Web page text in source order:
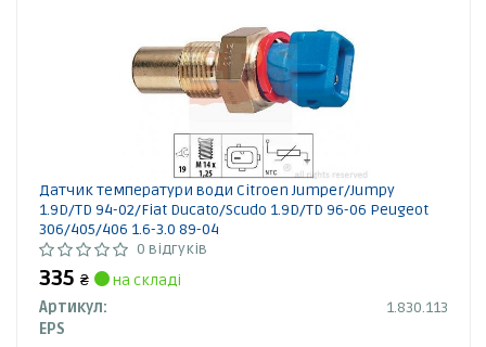
Датчик температури води Citroen Jumper/Jumpy
1.9D/TD 94-02/Fiat Ducato/Scudo 1.9D/TD 96-06 Peugeot
306/405/406 1.6-3.0 89-04
0 відгуків
335 ₴
на складі
Артикул:
1.830.113
EPS